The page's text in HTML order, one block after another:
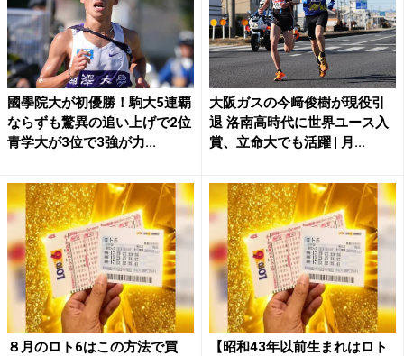
國學院大が初優勝！駒大5連覇
ならずも驚異の追い上げで2位
青学大が3位で3強が力...
大阪ガスの今﨑俊樹が現役引
退 洛南高時代に世界ユース入
賞、立命大でも活躍 | 月...
８月のロト6はこの方法で買
【昭和43年以前生まれはロト